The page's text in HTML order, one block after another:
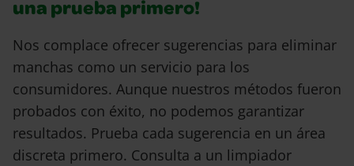
una prueba primero!
Nos complace ofrecer sugerencias para eliminar
manchas como un servicio para los
consumidores. Aunque nuestros métodos fueron
probados con éxito, no podemos garantizar
resultados. Prueba cada sugerencia en un área
discreta primero. Consulta a un limpiador